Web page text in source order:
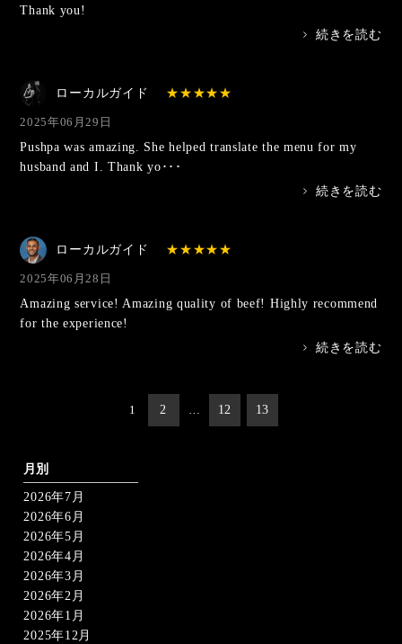
Thank you!
>
続きを読む
ローカルガイド
2025年06月29日
Pushpa was amazing. She helped translate the menu for my
husband and I. Thank yo･･･
>
続きを読む
ローカルガイド
2025年06月28日
Amazing service! Amazing quality of beef! Highly recommend
for the experience!
>
続きを読む
ー
ジ
送
り
1 2 … 12 13
月別
2026年7月
2026年6月
2026年5月
2026年4月
2026年3月
2026年2月
2026年1月
2025年12月